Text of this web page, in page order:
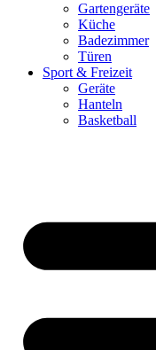
Gartengeräte
Küche
Badezimmer
Türen
Sport & Freizeit
Geräte
Hanteln
Basketball